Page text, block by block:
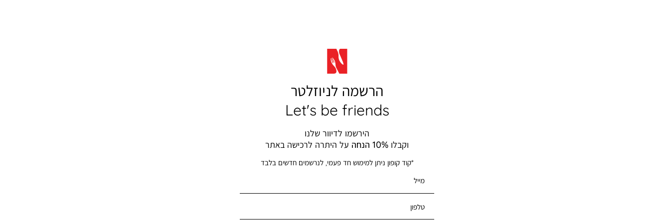
הרשמה לניוזלטר
Let's be friends
הירשמו לדיוור שלנו
וקבלו 10% הנחה על היתרה לרכישה באתר
*קוד קופון ניתן למימוש חד פעמי, לנרשמים חדשים בלבד
מייל
טלפון